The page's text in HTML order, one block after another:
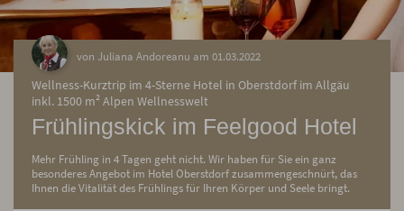
von Juliana Andoreanu am 01.03.2022
Wellness-Kurztrip im 4-Sterne Hotel in Oberstdorf im Allgäu
inkl. 1500 m² Alpen Wellnesswelt
Frühlingskick im Feelgood Hotel
Mehr Frühling in 4 Tagen geht nicht. Wir haben für Sie ein ganz
besonderes Angebot im Hotel Oberstdorf zusammengeschnürt, das
Ihnen die Vitalität des Frühlings für Ihren Körper und Seele bringt.